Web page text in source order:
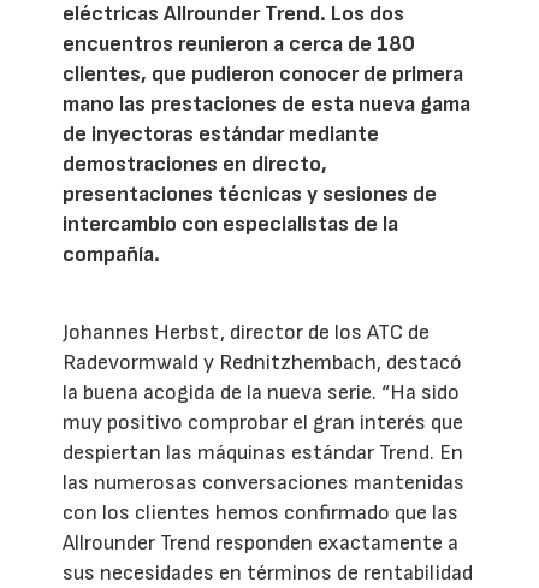
eléctricas Allrounder Trend. Los dos
encuentros reunieron a cerca de 180
clientes, que pudieron conocer de primera
mano las prestaciones de esta nueva gama
de inyectoras estándar mediante
demostraciones en directo,
presentaciones técnicas y sesiones de
intercambio con especialistas de la
compañía.
Johannes Herbst, director de los ATC de
Radevormwald y Rednitzhembach, destacó
la buena acogida de la nueva serie. “Ha sido
muy positivo comprobar el gran interés que
despiertan las máquinas estándar Trend. En
las numerosas conversaciones mantenidas
con los clientes hemos confirmado que las
Allrounder Trend responden exactamente a
sus necesidades en términos de rentabilidad